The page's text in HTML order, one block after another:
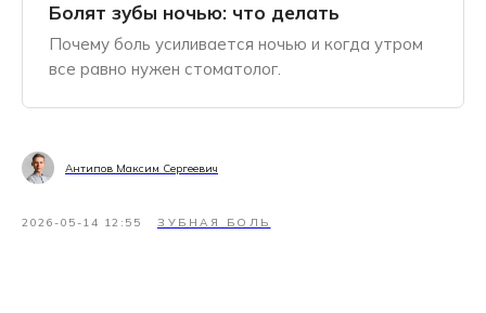
Болят зубы ночью: что делать
Почему боль усиливается ночью и когда утром
все равно нужен стоматолог.
Антипов Максим Сергеевич
2026-05-14 12:55 ЗУБНАЯ БОЛЬ